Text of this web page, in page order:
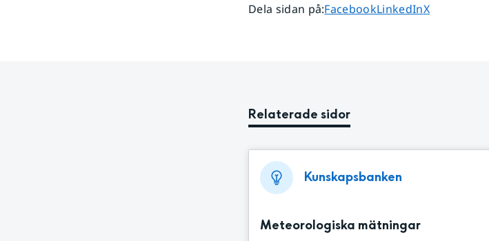
Dela sidan på:Dela sidan på
FacebookDela sidan på
LinkedInDela sidan på
X
Relaterade sidor
Kunskapsbanken
Meteorologiska mätningar